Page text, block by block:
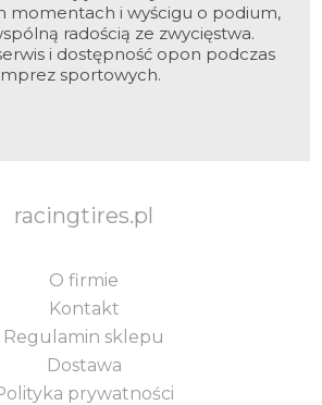
momentach i wyścigu o podium,
radością ze zwycięstwa.
i dostępność opon podczas
sportowych.
racingtires.pl
O firmie
Kontakt
Regulamin sklepu
Dostawa
prywatności